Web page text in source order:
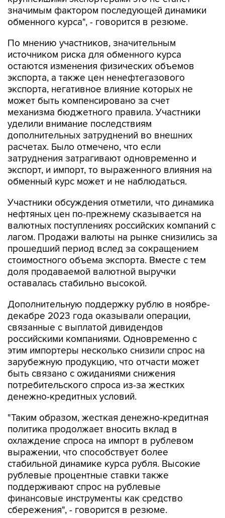
значимым фактором последующей динамики
обменного курса", - говорится в резюме.
По мнению участников, значительным
источником риска для обменного курса
остаются изменения физических объемов
экспорта, а также цен ненефтегазового
экспорта, негативное влияние которых не
может быть компенсировано за счет
механизма бюджетного правила. Участники
уделили внимание последствиям
дополнительных затруднений во внешних
расчетах. Было отмечено, что если
затруднения затрагивают одновременно и
экспорт, и импорт, то выраженного влияния на
обменный курс может и не наблюдаться.
Участники обсуждения отметили, что динамика
нефтяных цен по-прежнему сказывается на
валютных поступлениях российских компаний с
лагом. Продажи валюты на рынке снизились за
прошедший период вслед за сокращением
стоимостного объема экспорта. Вместе с тем
доля продаваемой валютной выручки
оставалась стабильно высокой.
Дополнительную поддержку рублю в ноябре-
декабре 2023 года оказывали операции,
связанные с выплатой дивидендов
российскими компаниями. Одновременно с
этим импортеры несколько снизили спрос на
зарубежную продукцию, что отчасти может
быть связано с ожиданиями снижения
потребительского спроса из-за жестких
денежно-кредитных условий.
"Таким образом, жесткая денежно-кредитная
политика продолжает вносить вклад в
охлаждение спроса на импорт в рублевом
выражении, что способствует более
стабильной динамике курса рубля. Высокие
рублевые процентные ставки также
поддерживают спрос на рублевые
финансовые инструменты как средство
сбережения", - говорится в резюме.